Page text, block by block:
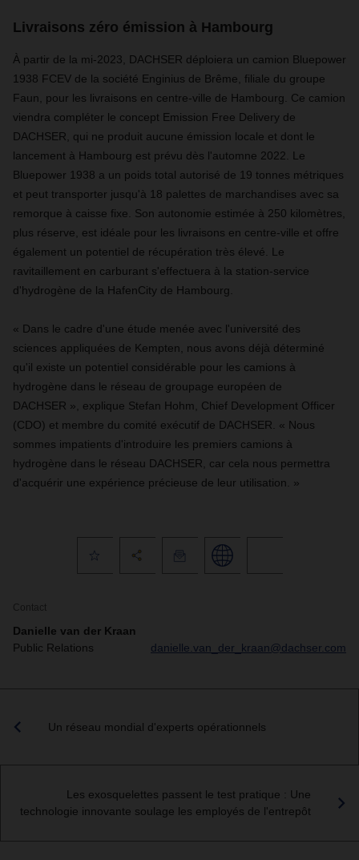
Livraisons zéro émission à Hambourg
À partir de la mi-2023, DACHSER déploiera un camion Bluepower
1938 FCEV de la société Enginius de Brême, filiale du groupe
Faun, pour les livraisons en centre-ville de Hambourg. Ce camion
viendra compléter le concept Emission Free Delivery de
DACHSER, qui ne produit aucune émission locale et dont le
lancement à Hambourg est prévu dès l'automne 2022. Le
Bluepower 1938 a un poids total autorisé de 19 tonnes métriques
et peut transporter jusqu'à 18 palettes de marchandises avec sa
remorque à caisse fixe. Son autonomie estimée à 250 kilomètres,
plus réserve, est idéale pour les livraisons en centre-ville et offre
également un potentiel de récupération très élevé. Le
ravitaillement en carburant s'effectuera à la station-service
d'hydrogène de la HafenCity de Hambourg.
« Dans le cadre d'une étude menée avec l'université des
sciences appliquées de Kempten, nous avons déjà déterminé
qu'il existe un potentiel considérable pour les camions à
hydrogène dans le réseau de groupage européen de
DACHSER », explique Stefan Hohm, Chief Development Officer
(CDO) et membre du comité exécutif de DACHSER. « Nous
sommes impatients d'introduire les premiers camions à
hydrogène dans le réseau DACHSER, car cela nous permettra
d'acquérir une expérience précieuse de leur utilisation. »
Contact
Danielle van der Kraan
Public Relations
danielle.van_der_kraan@dachser.com
Un réseau mondial d'experts opérationnels
Les exosquelettes passent le test pratique : Une
technologie innovante soulage les employés de l'entrepôt